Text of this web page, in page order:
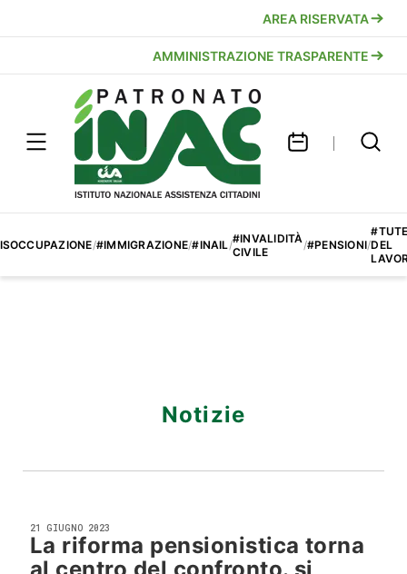
AREA RISERVATA
AMMINISTRAZIONE TRASPARENTE
/#IMMIGRAZIONE/#INAIL/#INVALIDITÀ
CIVILE
/#PENSIONI/DEL
Notizie
21 GIUGNO 2023
La riforma pensionistica torna